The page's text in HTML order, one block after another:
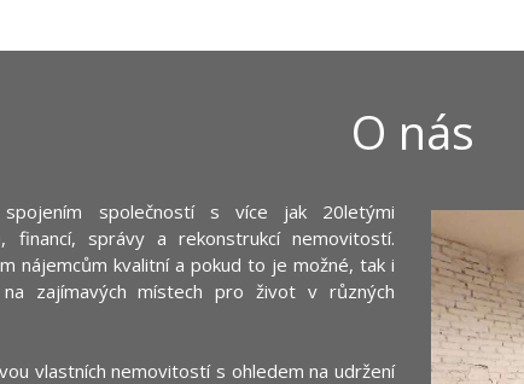
O nás
spojením společností s více jak 20letými
financí, správy a rekonstrukcí nemovitostí.
nájemcům kvalitní a pokud to je možné, tak i
zajímavých místech pro život v různých
vlastních nemovitostí s ohledem na udržení